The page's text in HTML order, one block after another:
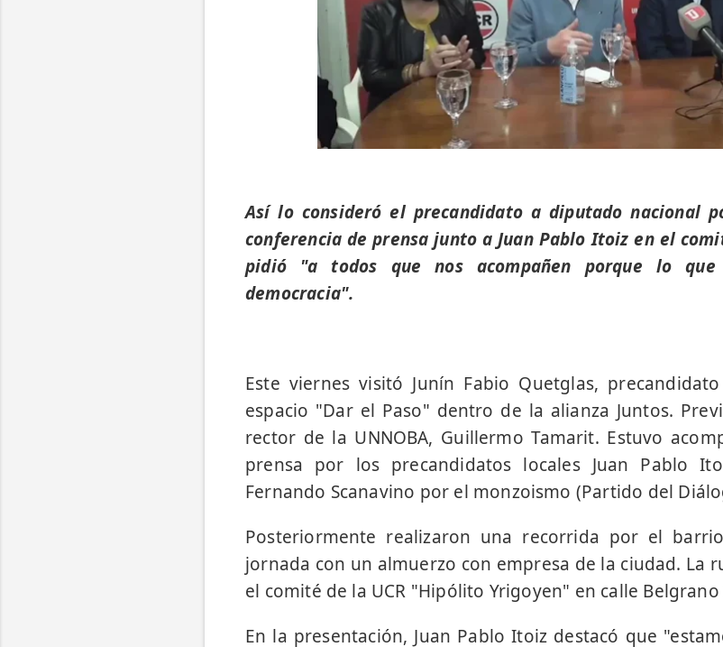
Así lo consideró el precandidato a diputado nacional
conferencia de prensa junto a Juan Pablo Itoiz en el
pidió "a todos que nos acompañen porque lo que
democracia".
Este viernes visitó Junín Fabio Quetglas,
espacio "Dar el Paso" dentro de la alianza Juntos.
rector de la UNNOBA, Guillermo Tamarit. Estuvo
prensa por los precandidatos locales Juan Pablo
Fernando Scanavino por el monzoismo (Partido del
Posteriormente realizaron una recorrida por el
jornada con un almuerzo con empresa de la ciudad. La
el comité de la UCR "Hipólito Yrigoyen" en calle Belgrano
En la presentación, Juan Pablo Itoiz destacó que